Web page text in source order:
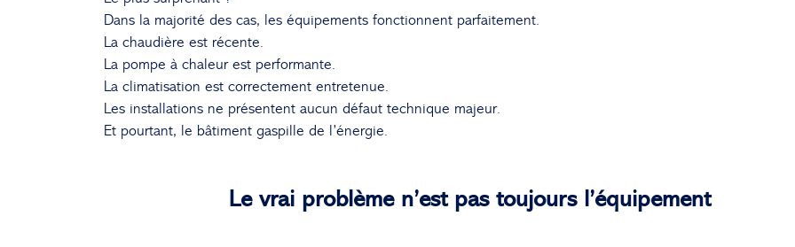
Dans la majorité des cas, les équipements fonctionnent parfaitement.
La chaudière est récente.
La pompe à chaleur est performante.
La climatisation est correctement entretenue.
Les installations ne présentent aucun défaut technique majeur.
Et pourtant, le bâtiment gaspille de l’énergie.
Le vrai problème n’est pas toujours l’équipement